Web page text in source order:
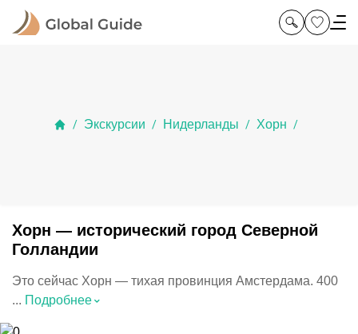
/ Экскурсии / Нидерланды / Хорн /
Хорн — исторический город Северной
Голландии
Это сейчас Хорн — тихая провинция Амстердама. 400
... Подробнее⌃